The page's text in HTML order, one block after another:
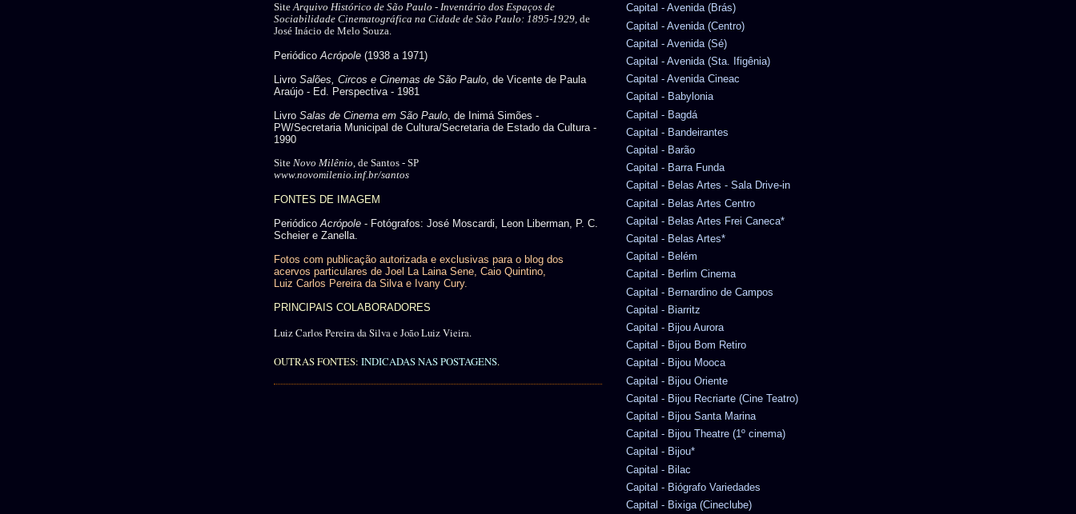
Site Arquivo Histórico de São Paulo - Inventário dos Espaços de
Sociabilidade Cinematográfica na Cidade de São Paulo: 1895-1929, de
José Inácio de Melo Souza.
Periódico Acrópole (1938 a 1971)
Livro Salões, Circos e Cinemas de São Paulo , de Vicente de Paula
Araújo - Ed. Perspectiva - 1981
Livro Salas de Cinema em São Paulo , de Inimá Simões -
PW/Secretaria Municipal de Cultura/Secretaria de Estado da Cultura -
1990
Site Novo Milênio , de Santos - SP
www.novomilenio.inf.br/santos
FONTES DE IMAGEM
Periódico Acrópole - Fotógrafos: José Moscardi, Leon Liberman, P. C.
Scheier e Zanella.
Fotos com publicação autorizada e exclusivas para o blog dos
acervos particulares de Joel La Laina Sene, Caio Quintino,
Luiz Carlos Pereira da Silva e Ivany Cury.
PRINCIPAIS COLABORADORES
Luiz Carlos Pereira da Silva e João Luiz Vieira.
OUTRAS FONTES: INDICADAS NAS POSTAGENS.
Capital - Avenida (Brás)
Capital - Avenida (Centro)
Capital - Avenida (Sé)
Capital - Avenida (Sta. Ifigênia)
Capital - Avenida Cineac
Capital - Babylonia
Capital - Bagdá
Capital - Bandeirantes
Capital - Barão
Capital - Barra Funda
Capital - Belas Artes - Sala Drive-in
Capital - Belas Artes Centro
Capital - Belas Artes Frei Caneca*
Capital - Belas Artes*
Capital - Belém
Capital - Berlim Cinema
Capital - Bernardino de Campos
Capital - Biarritz
Capital - Bijou Aurora
Capital - Bijou Bom Retiro
Capital - Bijou Mooca
Capital - Bijou Oriente
Capital - Bijou Recriarte (Cine Teatro)
Capital - Bijou Santa Marina
Capital - Bijou Theatre (1º cinema)
Capital - Bijou*
Capital - Bilac
Capital - Biógrafo Variedades
Capital - Bixiga (Cineclube)